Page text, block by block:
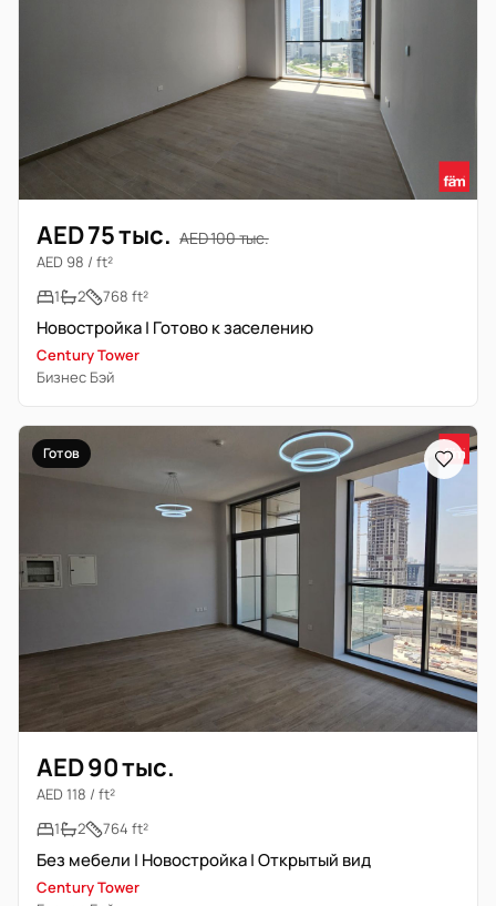
AED 75 тыс. AED 100 тыс.
AED 98 / ft²
1
2 768 ft²
Новостройка | Готово к заселению
Century Tower
Бизнес Бэй
Готов
AED 90 тыс.
AED 118 / ft²
1
2 764 ft²
Без мебели | Новостройка | Открытый вид
Century Tower